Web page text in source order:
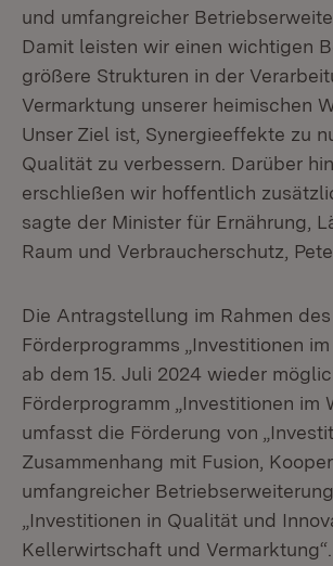
und umfangreicher
Damit leisten wir einen wichtigen
größere Strukturen in der
Vermarktung unserer heimischen
Unser Ziel ist, Synergieeffekte zu
Qualität zu verbessern. Darüber
erschließen wir hoffentlich
sagte der Minister für Ernährung,
Raum und Verbraucherschutz,
Die Antragstellung im Rahmen des
Förderprogramms „Investitionen
ab dem 15. Juli 2024 wieder
Förderprogramm „Investitionen im
umfasst die Förderung von
Zusammenhang mit Fusion,
umfangreicher
„Investitionen in Qualität und
Kellerwirtschaft und